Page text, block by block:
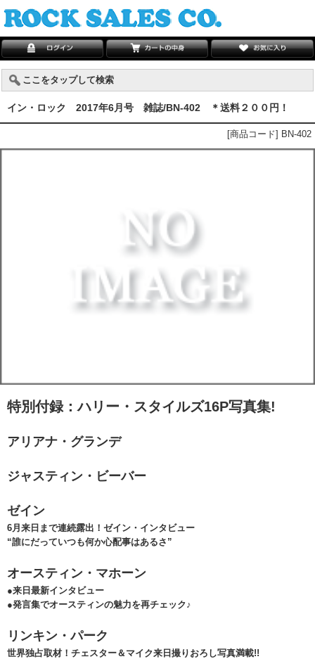
ここをタップして検索
イン・ロック 2017年6月号 雑誌/BN-402 ＊送料２００円！
[商品コード] BN-402
特別付録：ハリー・スタイルズ16P写真集!
アリアナ・グランデ
ジャスティン・ビーバー
ゼイン
6月来日まで連続露出！ゼイン・インタビュー
“誰にだっていつも何か心配事はあるさ”
オースティン・マホーン
●来日最新インタビュー
●発言集でオースティンの魅力を再チェック♪
リンキン・パーク
世界独占取材！チェスター＆マイク来日撮りおろし写真満載!!